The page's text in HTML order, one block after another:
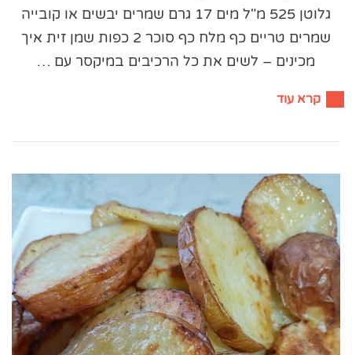
גלוטן 525 מ"ל מים 17 גרם שמרים יבשים או קובייה
שמרים טריים כף מלח כף סוכר 2 כפות שמן זית איך
מכינים – לשים את כל הרכיבים במיקסר עם …
קרא עוד